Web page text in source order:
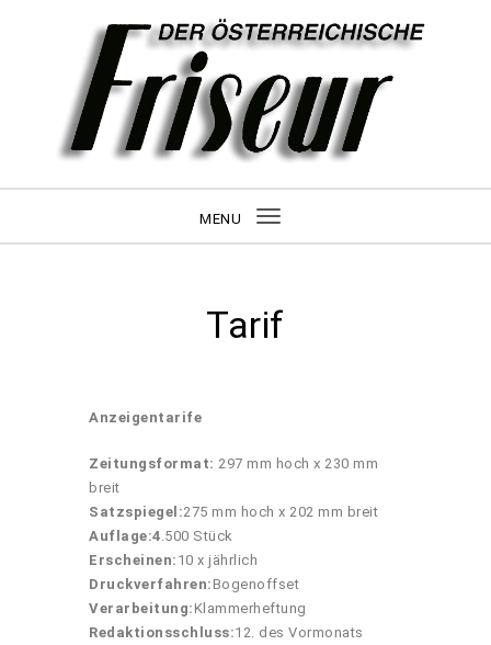
MENU Toggle navigation
Tarif
Anzeigentarife
Zeitungsformat: 297 mm hoch x 230 mm
breit
Satzspiegel:275 mm hoch x 202 mm breit
Auflage:4 .500 Stück
Erscheinen: 10 x jährlich
Druckverfahren: Bogenoffset
Verarbeitung: Klammerheftung
Redaktionsschluss:12. des Vormonats